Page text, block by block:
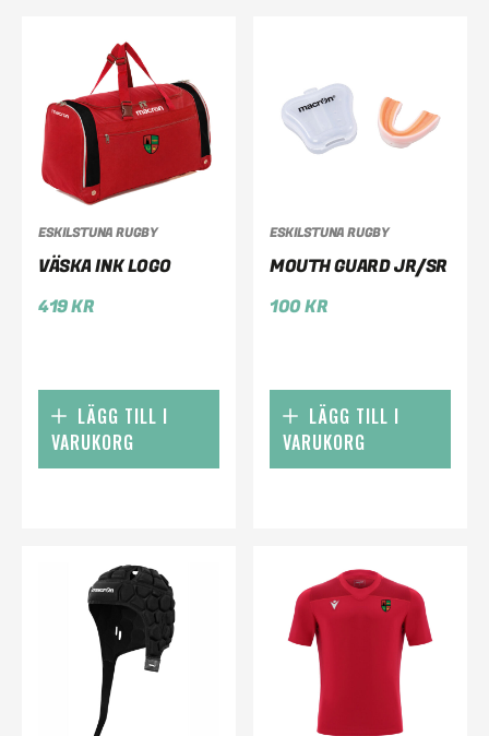
ESKILSTUNA RUGBY
VÄSKA INK LOGO
419KR
LÄGG TILL I
VARUKORG
ESKILSTUNA RUGBY
MOUTH GUARD JR/SR
100KR
LÄGG TILL I
VARUKORG